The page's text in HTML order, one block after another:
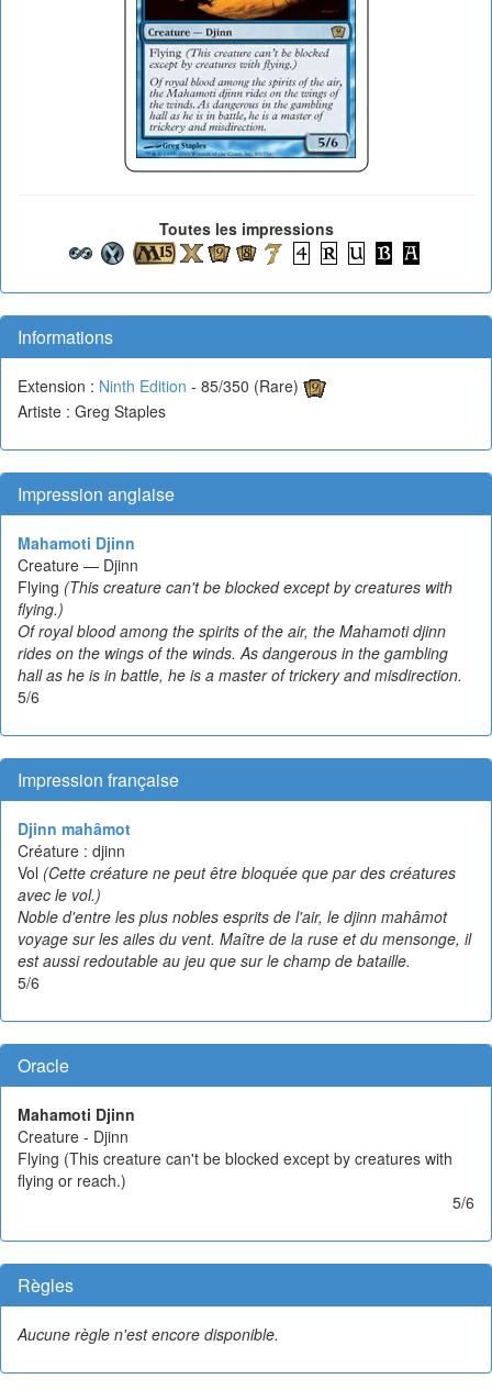
Toutes les impressions
Informations
Extension : Ninth Edition - 85/350 (Rare)
Artiste : Greg Staples
Impression anglaise
Mahamoti Djinn
Creature — Djinn
Flying (This creature can't be blocked except by creatures with
flying.)
Of royal blood among the spirits of the air, the Mahamoti djinn
rides on the wings of the winds. As dangerous in the gambling
hall as he is in battle, he is a master of trickery and misdirection.
5/6
Impression française
Djinn mahâmot
Créature : djinn
Vol (Cette créature ne peut être bloquée que par des créatures
avec le vol.)
Noble d'entre les plus nobles esprits de l'air, le djinn mahâmot
voyage sur les ailes du vent. Maître de la ruse et du mensonge, il
est aussi redoutable au jeu que sur le champ de bataille.
5/6
Oracle
Mahamoti Djinn
Creature - Djinn
Flying (This creature can't be blocked except by creatures with
flying or reach.)
5/6
Règles
Aucune règle n'est encore disponible.